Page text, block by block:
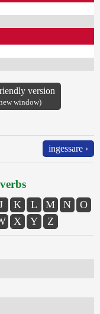
version
window)
ingessare ›
K L M N
O
X Y Z